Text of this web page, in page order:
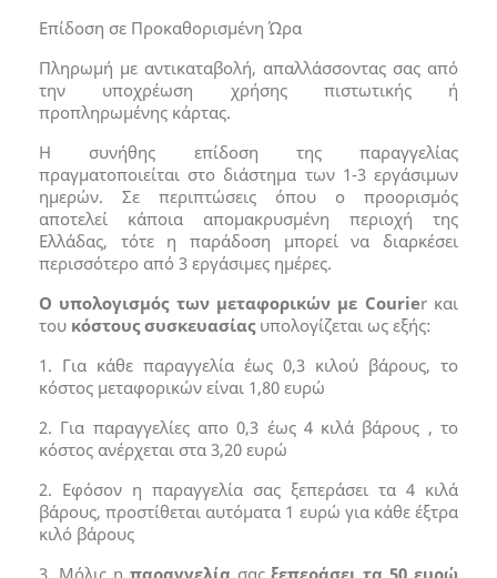
Επίδοση σε Προκαθορισμένη Ώρα
Πληρωμή με αντικαταβολή, απαλλάσσοντας σας από
την υποχρέωση χρήσης πιστωτικής ή
προπληρωμένης κάρτας.
Η συνήθης επίδοση της παραγγελίας
πραγματοποιείται στο διάστημα των 1-3 εργάσιμων
ημερών. Σε περιπτώσεις όπου ο προορισμός
αποτελεί κάποια απομακρυσμένη περιοχή της
Ελλάδας, τότε η παράδοση μπορεί να διαρκέσει
περισσότερο από 3 εργάσιμες ημέρες.
Ο υπολογισμός των μεταφορικών με Courier και
του κόστους συσκευασίαςυπολογίζεται ως εξής:
1. Για κάθε παραγγελία έως 0,3 κιλού βάρους, το
κόστος μεταφορικών είναι 1,80 ευρώ
2. Για παραγγελίες απο 0,3 έως 4 κιλά βάρους , το
κόστος ανέρχεται στα 3,20 ευρώ
2. Εφόσον η παραγγελία σας ξεπεράσει τα 4 κιλά
βάρους, προστίθεται αυτόματα 1 ευρώ για κάθε έξτρα
κιλό βάρους
3. Μόλις η παραγγελίασαςξεπεράσει τα 50 ευρώ